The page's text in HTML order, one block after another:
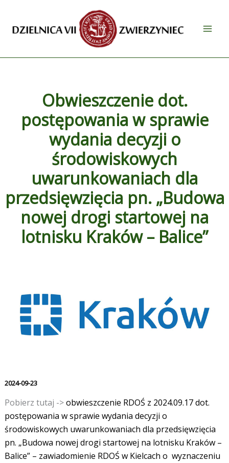
treści
Obwieszczenie dot.
postępowania w sprawie
wydania decyzji o
środowiskowych
uwarunkowaniach dla
przedsięwzięcia pn. „Budowa
nowej drogi startowej na
lotnisku Kraków – Balice”
2024-09-23
Pobierz tutaj ->obwieszczenie RDOŚ z 2024.09.17 dot.
postępowania w sprawie wydania decyzji o
środowiskowych uwarunkowaniach dla przedsięwzięcia
pn. „Budowa nowej drogi startowej na lotnisku Kraków –
Balice” – zawiadomienie RDOŚ w Kielcach o wyznaczeniu